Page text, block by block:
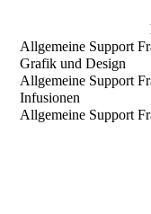
Allgemeine Support
Grafik und Design
Allgemeine Support
Infusionen
Allgemeine Support